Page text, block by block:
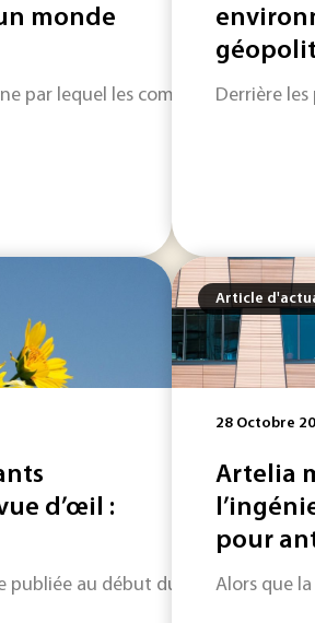
monde
par lequel les composants et les
Derrière
d’œil :
au début du mois d’avril au
Article
28 Octobre
Artelia
pour
Alors que